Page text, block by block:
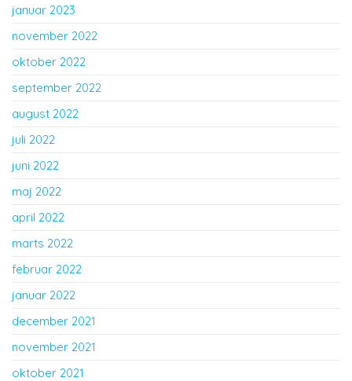
januar 2023
november 2022
oktober 2022
september 2022
august 2022
juli 2022
juni 2022
maj 2022
april 2022
marts 2022
februar 2022
januar 2022
december 2021
november 2021
oktober 2021